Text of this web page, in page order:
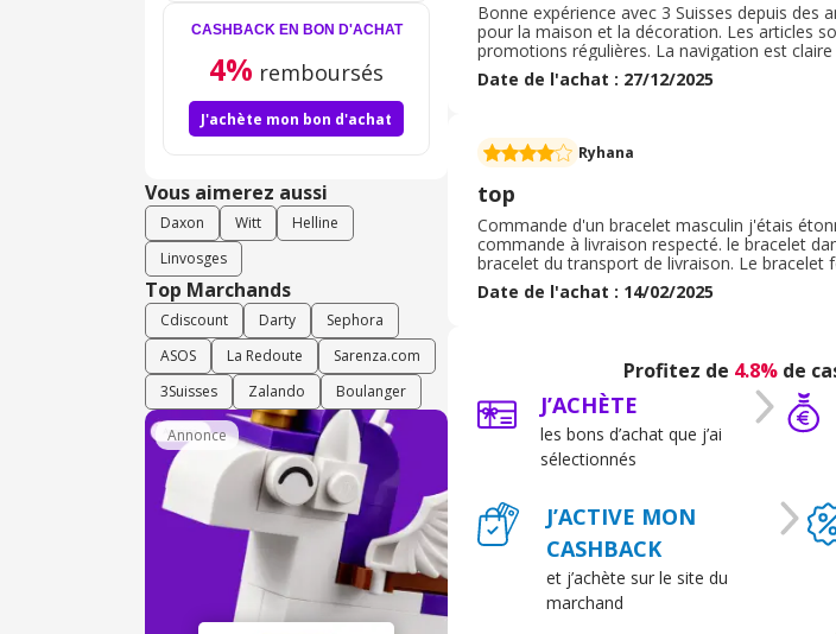
CASHBACK EN BON D'ACHAT
4% remboursés
J'achète mon bon d'achat
Vous aimerez aussi
Daxon Witt
Helline
Linvosges
Top Marchands
Cdiscount Darty
Sephora
ASOS
La Redoute
Sarenza.com
3Suisses
Zalando Boulanger
Annonce
Bonne expérience avec 3 Suisses depuis
pour la maison et la décoration. Les articles
promotions régulières. La navigation est
produits conformes aux descriptions. Le
recommande sans problème.
Date de l'achat : 27/12/2025
Ryhana
top
Commande d'un bracelet masculin j'étais
commande à livraison respecté. le bracelet
bracelet du transport de livraison. Le bracelet
colis est ok. La possibilité de cumulé offre
moindre cout.
Date de l'achat : 14/02/2025
Profitez de 4.8% de
J’ACHÈTE
les bons d’achat que j’ai
sélectionnés
J’ACTIVE MON
CASHBACK
et j’achète sur le site du
marchand